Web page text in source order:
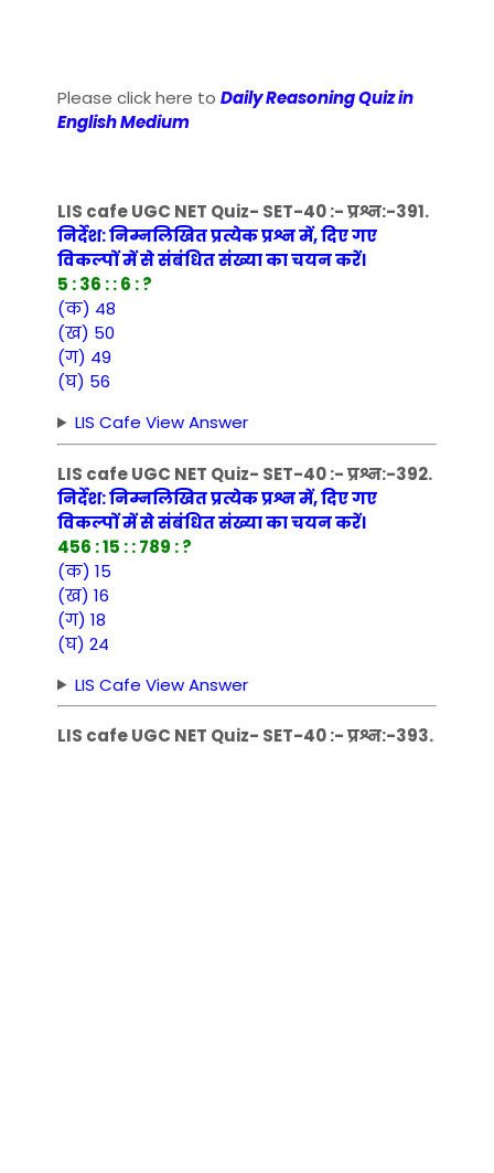
Please click here to Daily Reasoning Quiz in
English Medium
LIS cafe UGC NET Quiz- SET-40 :- प्रश्न:-391.
निर्देश: निम्नलिखित प्रत्येक प्रश्न में, दिए गए
विकल्पों में से संबंधित संख्या का चयन करें।
5 : 36 : : 6 : ?
(क) 48
(ख) 50
(ग) 49
(घ) 56
LIS Cafe View Answer
LIS cafe UGC NET Quiz- SET-40 :- प्रश्न:-392.
निर्देश: निम्नलिखित प्रत्येक प्रश्न में, दिए गए
विकल्पों में से संबंधित संख्या का चयन करें।
456 : 15 : : 789 : ?
(क) 15
(ख) 16
(ग) 18
(घ) 24
LIS Cafe View Answer
LIS cafe UGC NET Quiz- SET-40 :- प्रश्न:-393.